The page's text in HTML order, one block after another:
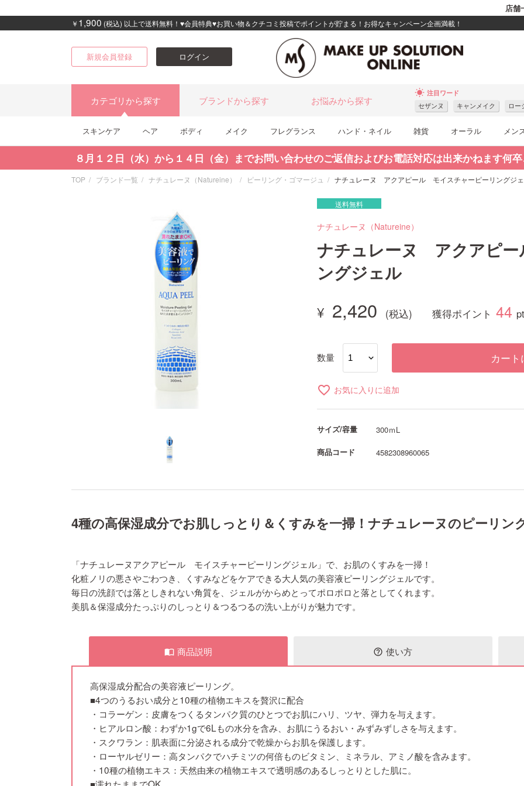
店舗
￥ 1,900 (税込) 以上で送料無料！♥会員特典♥お買い物＆クチコミ投稿でポイントが貯まる！お得なキャンペーン企画満載！
新規会員登録 ログイン
カテゴリから探す ブランドから探す お悩みから探す
wb_sunny 注目ワード
セザンヌ キャンメイク ロー
スキンケア ヘア ボディ メイク フレグランス ハンド・ネイル 雑貨 オーラル メン
８月１２日（水）から１４日（金）までお問い合わせのご返信およびお電話対応は出来かねます何
TOP ブランド一覧 ナチュレーヌ（Natureine） ピーリング・ゴマージュ ナチュレーヌ アクアピール モイスチャーピーリングジ
送料無料
ナチュレーヌ（Natureine）
ナチュレーヌ アクアピ
ングジェル
2,420 獲得ポイント 44 pt
数量 カート
favorite_border お気に入りに追加
サイズ/容量
300ｍL
商品コード
4582308960065
4種の高保湿成分でお肌しっとり＆くすみを一掃！ナチュレーヌのピーリン
「ナチュレーヌアクアピール モイスチャーピーリングジェル」で、お肌のくすみを一掃！
化粧ノリの悪さやごわつき、くすみなどをケアできる大人気の美容液ピーリングジェルです。
毎日の洗顔では落としきれない角質を、ジェルがからめとってポロポロと落としてくれます。
美肌＆保湿成分たっぷりのしっとり＆つるつるの洗い上がりが魅力です。
import_contacts 商品説明 help_outline 使い方
高保湿成分配合の美容液ピーリング。
■4つのうるおい成分と10種の植物エキスを贅沢に配合
・コラーゲン：皮膚をつくるタンパク質のひとつでお肌にハリ、ツヤ、弾力を与えます。
・ヒアルロン酸：わずか1gで6Lもの水分を含み、お肌にうるおい・みずみずしさを与えます。
・スクワラン：肌表面に分泌される成分で乾燥からお肌を保護します。
・ローヤルゼリー：高タンパクでハチミツの何倍ものビタミン、ミネラル、アミノ酸を含みます。
・10種の植物エキス：天然由来の植物エキスで透明感のあるしっとりとした肌に。
■濡れたままでOK